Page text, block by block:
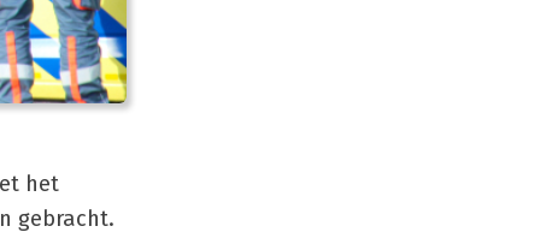
het
gebracht.